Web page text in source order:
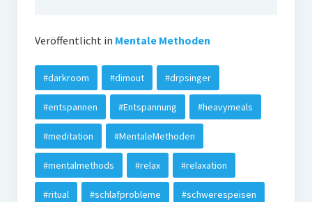
Veröffentlicht in Mentale Methoden
#darkroom #dimout #drpsinger
#entspannen #Entspannung #heavymeals
#meditation #MentaleMethoden
#mentalmethods #relax #relaxation
#ritual #schlafprobleme #schwerespeisen